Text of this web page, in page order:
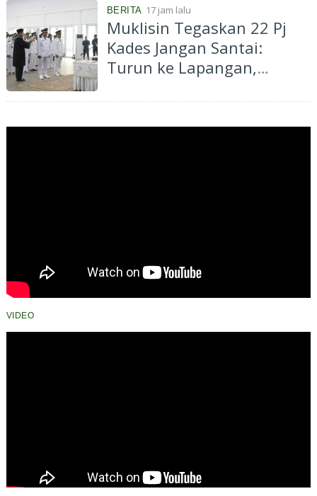
BERITA 17 jam lalu
Muklisin Tegaskan 22 Pj
Kades Jangan Santai:
Turun ke Lapangan,
Masyarakat
VIDEO